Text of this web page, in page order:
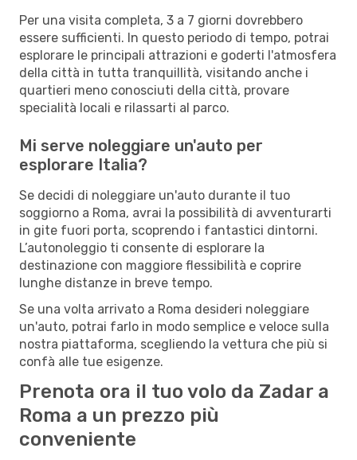
Per una visita completa, 3 a 7 giorni dovrebbero
essere sufficienti. In questo periodo di tempo, potrai
esplorare le principali attrazioni e goderti l'atmosfera
della città in tutta tranquillità, visitando anche i
quartieri meno conosciuti della città, provare
specialità locali e rilassarti al parco.
Mi serve noleggiare un'auto per
esplorare Italia?
Se decidi di noleggiare un'auto durante il tuo
soggiorno a Roma, avrai la possibilità di avventurarti
in gite fuori porta, scoprendo i fantastici dintorni.
L’autonoleggio ti consente di esplorare la
destinazione con maggiore flessibilità e coprire
lunghe distanze in breve tempo.
Se una volta arrivato a Roma desideri noleggiare
un'auto, potrai farlo in modo semplice e veloce sulla
nostra piattaforma, scegliendo la vettura che più si
confà alle tue esigenze.
Prenota ora il tuo volo da Zadar a
Roma a un prezzo più
conveniente